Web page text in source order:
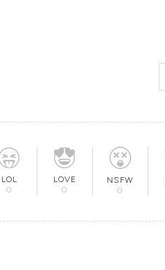
LOL
0
LOVE
0
NSFW
0